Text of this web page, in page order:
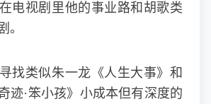
电视剧里他的事业路和胡歌类
。
找类似朱一龙《人生大事》和
迹·笨小孩》小成本但有深度的